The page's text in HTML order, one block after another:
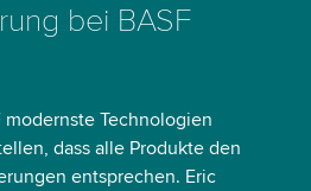
bei BASF
modernste Technologien
dass alle Produkte den
entsprechen. Eric